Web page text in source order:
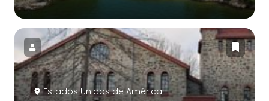
Estados Unidos de América